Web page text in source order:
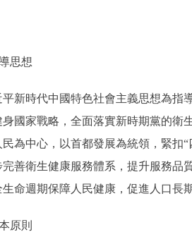
思想
時代中國特色社會主義思想為指導
身國家戰略，全面落實新時期黨的
為中心，以首都發展為統領，緊扣
善衛生健康服務體系，提升服務品
命週期保障人民健康，促進人口長
則